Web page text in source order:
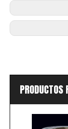
PRODUCTOS